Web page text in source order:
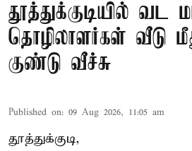
தூத்துக்குடியில் வட
தொழிலாளர்கள் வீடு
குண்டு வீச்சு
Published on: 09 Aug 2026, 11:05 am
தூத்துக்குடி,